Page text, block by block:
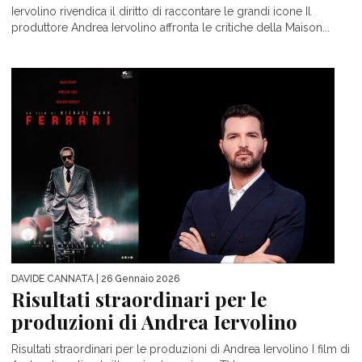
Iervolino rivendica il diritto di raccontare le grandi icone Il
produttore Andrea Iervolino affronta le critiche della Maison...
DAVIDE CANNATA | 26 Gennaio 2026
Risultati straordinari per le
produzioni di Andrea Iervolino
Risultati straordinari per le produzioni di Andrea Iervolino I film di